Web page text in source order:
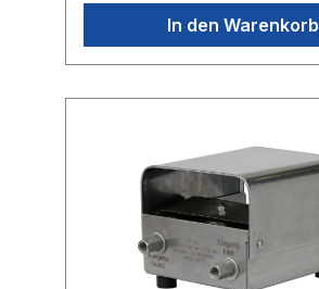
In den Warenkorb